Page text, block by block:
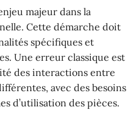
majeur dans la
Cette démarche doit
spécifiques et
Une erreur classique est
des interactions entre
avec des besoins
d’utilisation des pièces.